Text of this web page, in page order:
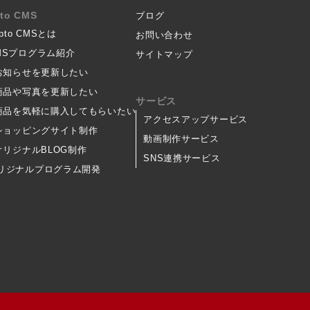
CMS
CMSとは
プログラム紹介
知らせを更新したい
品や写真を更新したい
品を気軽に購入してもらいたい
ョッピングサイト制作
リジナルBLOG制作
ジナルプログラム開発
ブログ
お問い合わせ
サイトマップ
サービス
アクセスアップサービス
動画制作サービス
SNS連携サービス